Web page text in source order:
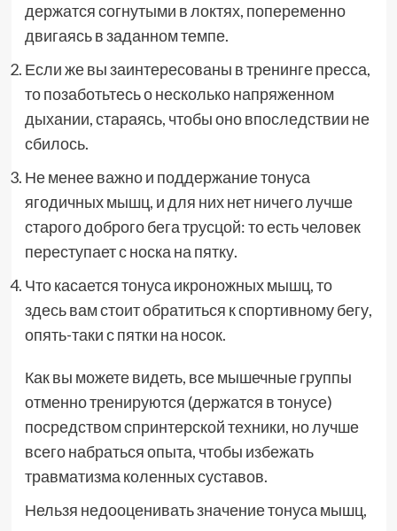
держатся согнутыми в локтях, попеременно
двигаясь в заданном темпе.
Если же вы заинтересованы в тренинге пресса,
то позаботьтесь о несколько напряженном
дыхании, стараясь, чтобы оно впоследствии не
сбилось.
Не менее важно и поддержание тонуса
ягодичных мышц, и для них нет ничего лучше
старого доброго бега трусцой: то есть человек
переступает с носка на пятку.
Что касается тонуса икроножных мышц, то
здесь вам стоит обратиться к спортивному бегу,
опять-таки с пятки на носок.
Как вы можете видеть, все мышечные группы
отменно тренируются (держатся в тонусе)
посредством спринтерской техники, но лучше
всего набраться опыта, чтобы избежать
травматизма коленных суставов.
Нельзя недооценивать значение тонуса мышц,